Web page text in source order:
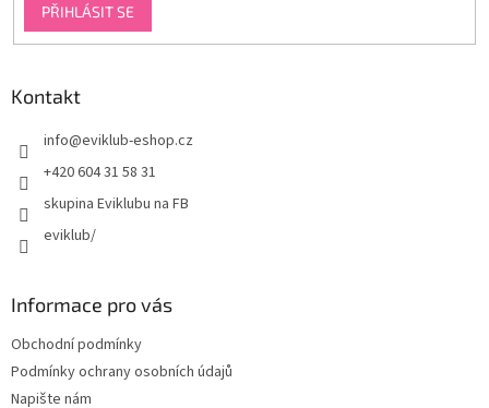
PŘIHLÁSIT SE
Kontakt
info@eviklub-eshop.cz
+420 604 31 58 31
skupina Eviklubu na FB
eviklub/
Informace pro vás
Obchodní podmínky
Podmínky ochrany osobních údajů
Napište nám